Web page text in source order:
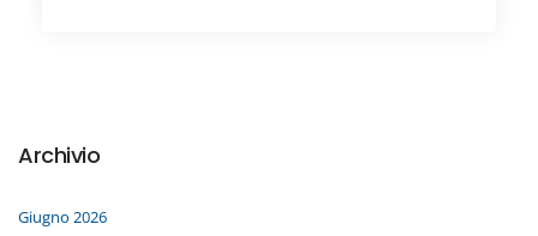
Archivio
Giugno 2026